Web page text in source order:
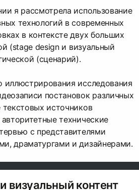
я рассмотрела использование
технологий в современных
в контексте двух больших
(stage design и визуальный
(сценарий).
иллюстрирования исследования
постановок различных
источников
технические
с представителями
драматургами и дизайнерами.
визуальный контент